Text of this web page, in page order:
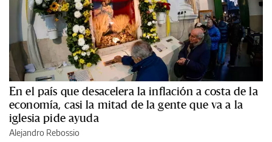
En el país que desacelera la inflación a costa de la
economía, casi la mitad de la gente que va a la
iglesia pide ayuda
Alejandro Rebossio